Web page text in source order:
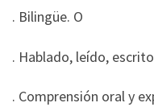
. Bilingüe. O
. Hablado, leído,
. Comprensión oral y